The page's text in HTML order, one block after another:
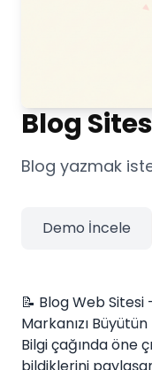
Blog
Blog yazmak
Demo İncele
📝 Blog Web Sitesi
Markanızı Büyütün
Bilgi çağında öne